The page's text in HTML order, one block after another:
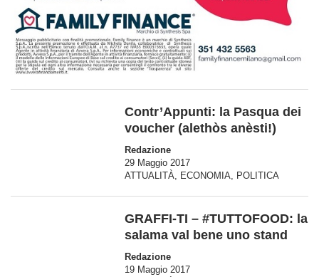
Contr’Appunti: la Pasqua dei
voucher (alethòs anèsti!)
Redazione
29 Maggio 2017
ATTUALITÀ
ECONOMIA POLITICA
GRAFFI-TI – #TUTTOFOOD: la
salama val bene uno stand
Redazione
19 Maggio 2017